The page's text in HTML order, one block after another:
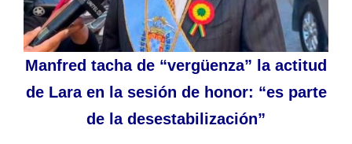
Manfred tacha de “vergüenza” la actitud
de Lara en la sesión de honor: “es parte
de la desestabilización”